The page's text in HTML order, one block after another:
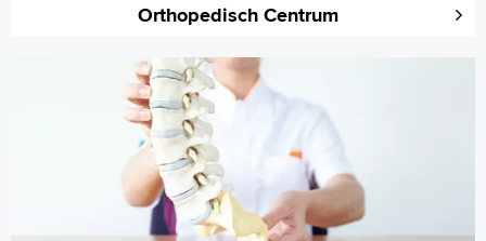
Orthopedisch Centrum